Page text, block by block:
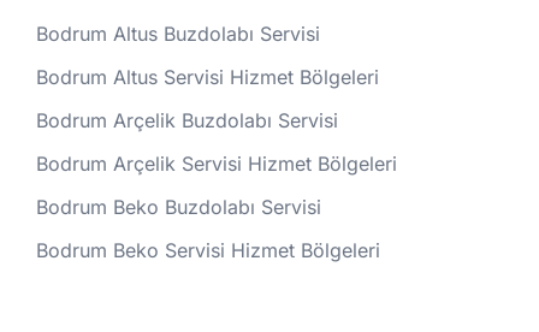
Bodrum Altus Buzdolabı Servisi
Bodrum Altus Servisi Hizmet Bölgeleri
Bodrum Arçelik Buzdolabı Servisi
Bodrum Arçelik Servisi Hizmet Bölgeleri
Bodrum Beko Buzdolabı Servisi
Bodrum Beko Servisi Hizmet Bölgeleri